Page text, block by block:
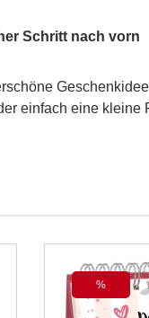
Schritt nach vorn
einfach eine kleine
Rabatt
%